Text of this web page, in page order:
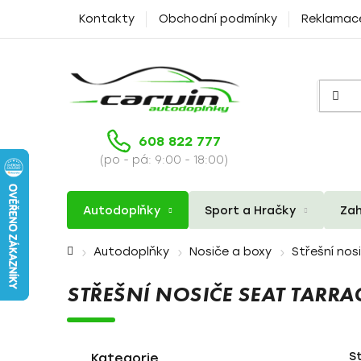
Kontakty Obchodní podmínky
608 822 777
(po - pá: 9:00 - 18:00)
Autodoplňky Sport a Hračky
Domů Autodoplňky Nosiče a boxy Střešní
STŘEŠNÍ NOSIČE SEAT